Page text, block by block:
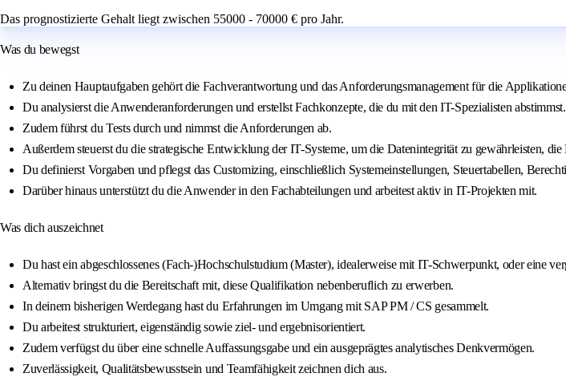
Das prognostizierte Gehalt liegt zwischen 55000 - 70000 € pro Jahr.
Was du bewegst
Zu deinen Hauptaufgaben gehört die Fachverantwortung und das Anforderungsmanagement für die
Du analysierst die Anwenderanforderungen und erstellst Fachkonzepte, die du mit den IT-Spezialisten abstimmst.
Zudem führst du Tests durch und nimmst die Anforderungen ab.
Außerdem steuerst du die strategische Entwicklung der IT-Systeme, um die Datenintegrität zu gewährleisten,
Du definierst Vorgaben und pflegst das Customizing, einschließlich Systemeinstellungen, Steuertabellen,
Darüber hinaus unterstützt du die Anwender in den Fachabteilungen und arbeitest aktiv in IT-Projekten mit.
Was dich auszeichnet
Du hast ein abgeschlossenes (Fach-)Hochschulstudium (Master), idealerweise mit IT-Schwerpunkt, oder eine
Alternativ bringst du die Bereitschaft mit, diese Qualifikation nebenberuflich zu erwerben.
In deinem bisherigen Werdegang hast du Erfahrungen im Umgang mit SAP PM / CS gesammelt.
Du arbeitest strukturiert, eigenständig sowie ziel- und ergebnisorientiert.
Zudem verfügst du über eine schnelle Auffassungsgabe und ein ausgeprägtes analytisches Denkvermögen.
Zuverlässigkeit, Qualitätsbewusstsein und Teamfähigkeit zeichnen dich aus.